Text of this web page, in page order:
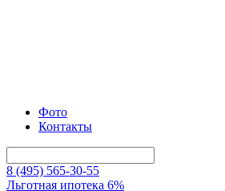
Фото
Контакты
8 (495) 565-30-55
Льготная ипотека 6%